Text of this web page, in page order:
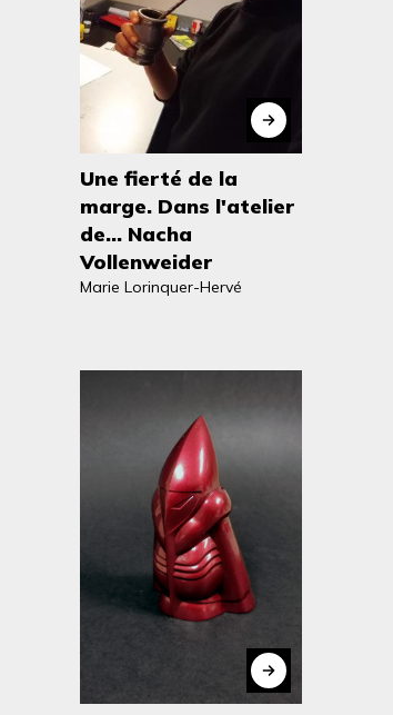
Une fierté de la
marge. Dans l'atelier
de... Nacha
Vollenweider
Marie Lorinquer-Hervé